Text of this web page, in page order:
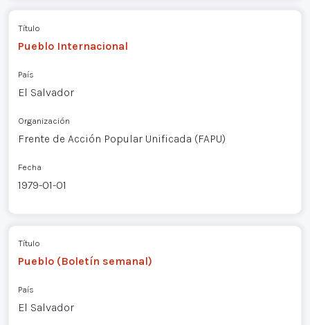
Título
Pueblo Internacional
País
El Salvador
Organización
Frente de Acción Popular Unificada (FAPU)
Fecha
1979-01-01
Título
Pueblo (Boletín semanal)
País
El Salvador